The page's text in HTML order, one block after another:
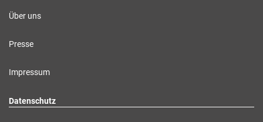
Über uns
Presse
Impressum
Datenschutz